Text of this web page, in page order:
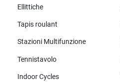
Ellittiche
Tapis roulant
Stazioni Multifunzione
Tennistavolo
Indoor Cycles